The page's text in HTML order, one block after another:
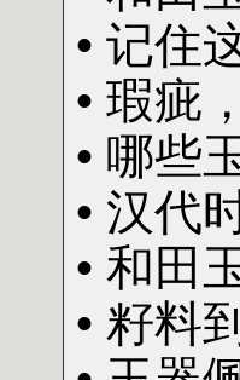
• 记住
• 瑕疵
• 哪些
• 汉代
• 和田
• 籽料